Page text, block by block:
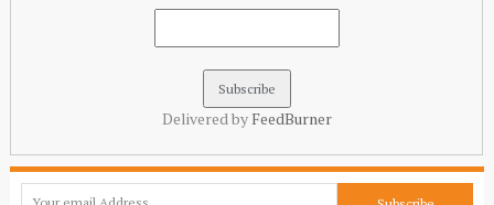
Delivered by FeedBurner